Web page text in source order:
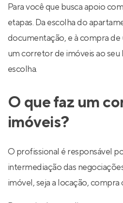
Para você que busca apoio
etapas. Da escolha do
documentação, e à compra
um corretor de imóveis ao seu
escolha.
O que faz um
imóveis?
O profissional é responsável
intermediação das
imóvel, seja a locação, compra